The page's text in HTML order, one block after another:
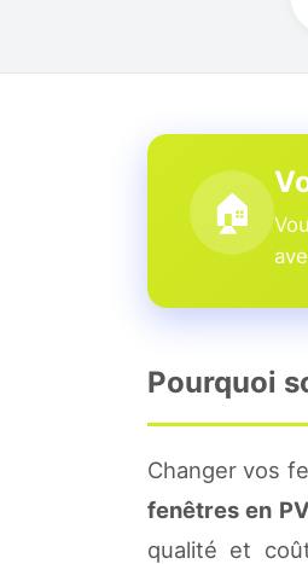
🏠
Pourquoi
Changer vos
fenêtres en
qualité et